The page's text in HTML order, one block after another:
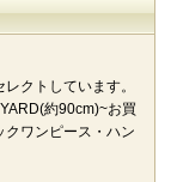
クトしています。
約90cm)~お買
クワンピース・ハン